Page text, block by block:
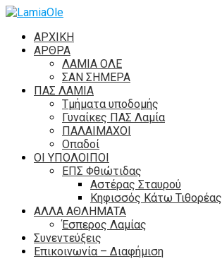
ΑΡΧΙΚΗ
ΑΡΘΡΑ
ΛΑΜΙΑ ΟΛΕ
ΣΑΝ ΣΗΜΕΡΑ
ΠΑΣ ΛΑΜΙΑ
Τμήματα υποδομής
Γυναίκες ΠΑΣ Λαμία
ΠΑΛΑΙΜΑΧΟΙ
Οπαδοί
ΟΙ ΥΠΟΛΟΙΠΟΙ
ΕΠΣ Φθιώτιδας
Αστέρας Σταυρού
Κηφισσός Κάτω Τιθορέας
ΑΛΛΑ ΑΘΛΗΜΑΤΑ
Έσπερος Λαμίας
Συνεντεύξεις
Επικοινωνία – Διαφήμιση